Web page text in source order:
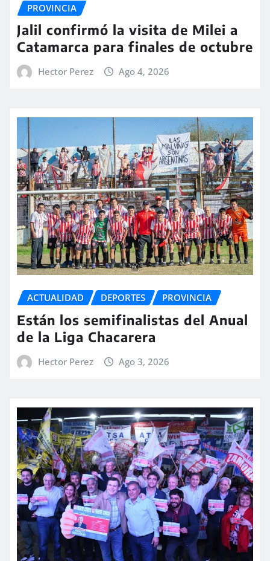
PROVINCIA
Jalil confirmó la visita de Milei a
Catamarca para finales de octubre
Hector Perez Ago 4, 2026
ACTUALIDAD DEPORTES PROVINCIA
Están los semifinalistas del Anual
de la Liga Chacarera
Hector Perez Ago 3, 2026